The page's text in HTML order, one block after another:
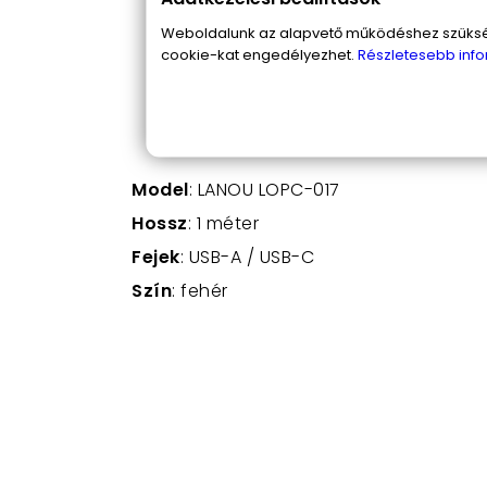
Az USB-A
modern okostelefonnal és
Szín:A letisztult fehér színnek
Model: LANOU LOPC-017
Hossz: 1 méter
Fejek: USB-A / USB-C
Szín: fehér
Weboldalunk az alapvető működéshez
cookie-kat engedélyezhet. Részletesebb